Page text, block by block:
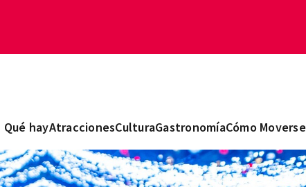
Qué hayAtraccionesCulturaGastronomíaCómo Moverse